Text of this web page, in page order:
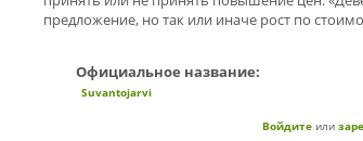
предложение, но так или иначе рост по
Официальное название:
Suvantojarvi
Войдите или